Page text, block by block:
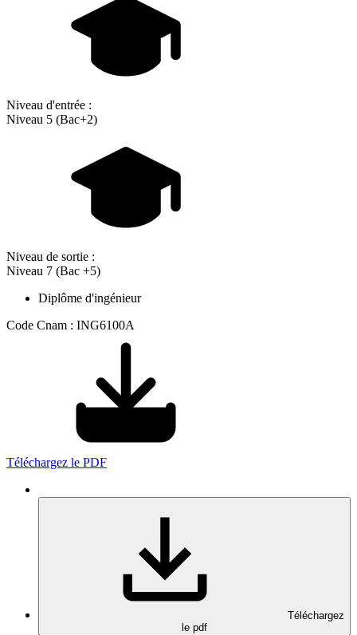
Niveau d'entrée :
Niveau 5 (Bac+2)
Niveau de sortie :
Niveau 7 (Bac +5)
Diplôme d'ingénieur
Code Cnam : ING6100A
Téléchargez le PDF
Téléchargez
le pdf